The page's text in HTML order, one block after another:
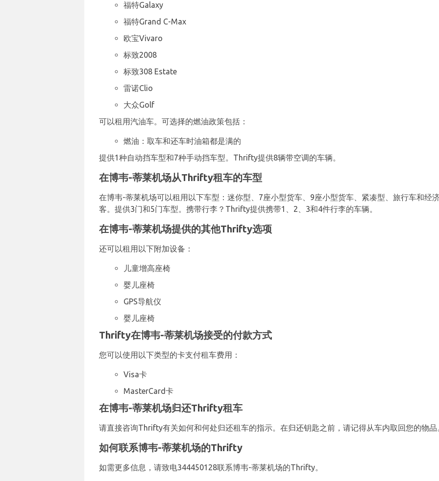
福特Galaxy
福特Grand C-Max
欧宝Vivaro
标致2008
标致308 Estate
雷诺Clio
大众Golf
可以租用汽油车。可选择的燃油政策包括：
燃油：取车和还车时油箱都是满的
提供1种自动挡车型和7种手动挡车型。Thrifty提供8辆带空调的车辆。
在博韦-蒂莱机场从Thrifty租车的车型
在博韦-蒂莱机场可以租用以下车型：迷你型、7座小型货车、9座小型货车、紧凑型、旅行车和经
客。提供3门和5门车型。携带行李？Thrifty提供携带1、2、3和4件行李的车辆。
在博韦-蒂莱机场提供的其他Thrifty选项
还可以租用以下附加设备：
儿童增高座椅
婴儿座椅
GPS导航仪
婴儿座椅
Thrifty在博韦-蒂莱机场接受的付款方式
您可以使用以下类型的卡支付租车费用：
Visa卡
MasterCard卡
在博韦-蒂莱机场归还Thrifty租车
请直接咨询Thrifty有关如何和何处归还租车的指示。在归还钥匙之前，请记得从车内取回您的物品
如何联系博韦-蒂莱机场的Thrifty
如需更多信息，请致电344450128联系博韦-蒂莱机场的Thrifty。